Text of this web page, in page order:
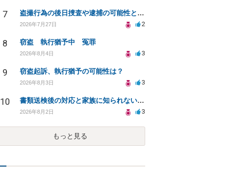
7 盗撮行為の後日捜査や逮捕の可能性と初動対応について
2026年7月27日 2
8 窃盗 執行猶予中 冤罪
2026年8月4日 3
9 窃盗起訴、執行猶予の可能性は？
2026年8月3日 3
10 書類送検後の対応と家族に知られないための手続きについて相談
2026年8月2日 3
もっと見る